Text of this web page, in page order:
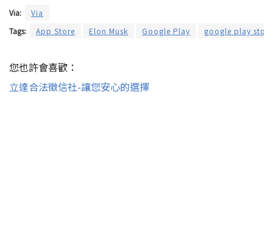
Via:
Via
Tags:
App Store Elon Musk Google Play google play store
您也許會喜歡：
立達合法徵信社-讓您安心的選擇